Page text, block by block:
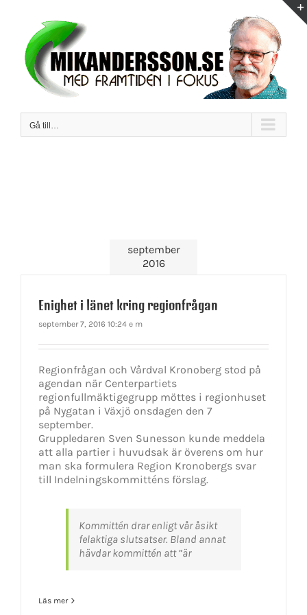
innehållet
Gå till…
september
2016
Enighet i länet kring regionfrågan
september 7, 2016 10:24 e m
Regionfrågan och Vårdval Kronoberg stod på
agendan när Centerpartiets
regionfullmäktigegrupp möttes i regionhuset
på Nygatan i Växjö onsdagen den 7
september.
Gruppledaren Sven Sunesson kunde meddela
att alla partier i huvudsak är överens om hur
man ska formulera Region Kronobergs svar
till Indelningskommitténs förslag.
Kommittén drar enligt vår åsikt
felaktiga slutsatser. Bland annat
hävdar kommittén att ”är
Läs mer